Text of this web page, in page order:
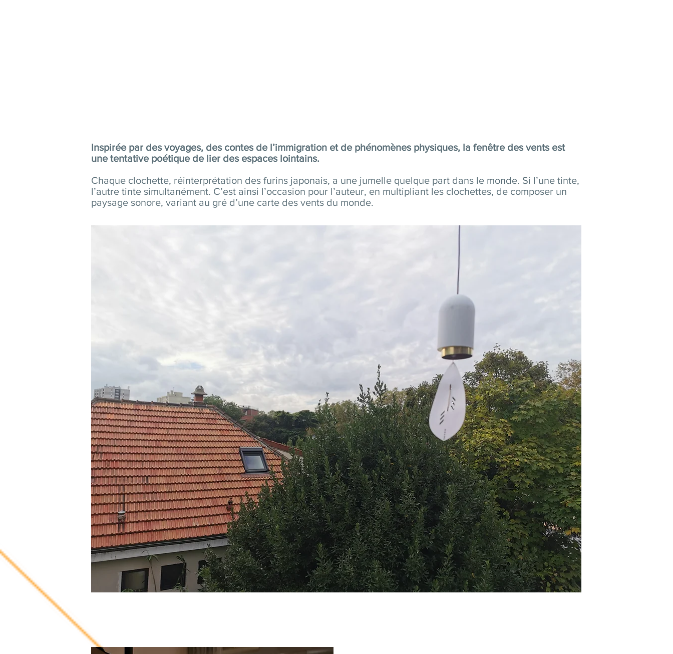
Inspirée par des voyages, des contes de l’immigration et de phénomènes physiques, la fenêtre des vents est
une tentative poétique de lier des espaces lointains.
Chaque clochette, réinterprétation des furins japonais, a une jumelle quelque part dans le monde. Si l’une tinte,
l’autre tinte simultanément. C’est ainsi l’occasion pour l’auteur, en multipliant les clochettes, de composer un
paysage sonore, variant au gré d’une carte des vents du monde.